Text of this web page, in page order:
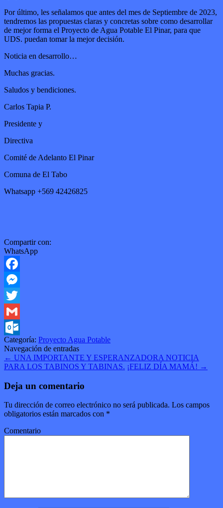
Por último, les señalamos que antes del mes de Septiembre de 2023,
tendremos las propuestas claras y concretas sobre como desarrollar
de mejor forma el Proyecto de Agua Potable El Pinar, para que
UDS. puedan tomar la mejor decisión.
Noticia en desarrollo…
Muchas gracias.
Saludos y bendiciones.
Carlos Tapia P.
Presidente y
Directiva
Comité de Adelanto El Pinar
Comuna de El Tabo
Whatsapp +569 42426825
Compartir con:
WhatsApp
Facebook
Messenger
Twitter
Gmail
Outlook.com
Categoría: Proyecto Agua Potable
Navegación de entradas
← UNA IMPORTANTE Y ESPERANZADORA NOTICIA
PARA LOS TABINOS Y TABINAS. ¡FELIZ DÍA MAMÁ! →
Deja un comentario
Tu dirección de correo electrónico no será publicada. Los campos
obligatorios están marcados con *
Comentario